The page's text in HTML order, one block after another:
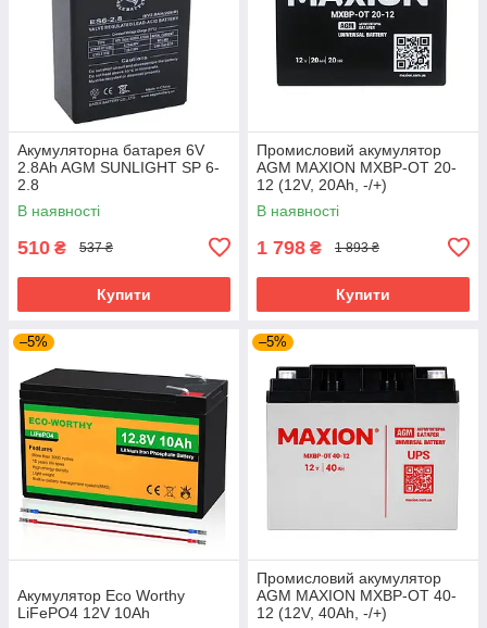
Акумуляторна батарея 6V
2.8Ah AGM SUNLIGHT SP 6-
2.8
В наявності
510 ₴ 537 ₴
Купити
Промисловий акумулятор
AGM MAXION MXBP-OT 20-
12 (12V, 20Ah, -/+)
В наявності
1 798 ₴ 1 893 ₴
Купити
–5%
Акумулятор Eco Worthy
LiFePO4 12V 10Ah
–5%
Промисловий акумулятор
AGM MAXION MXBP-OT 40-
12 (12V, 40Ah, -/+)